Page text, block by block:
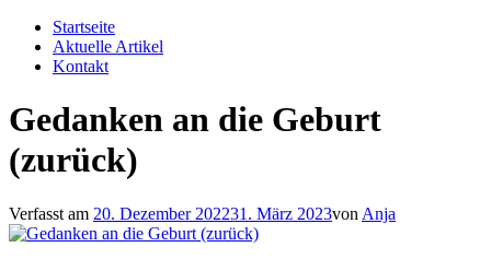
Zum
Inhalt
springen
Startseite
Aktuelle Artikel
Kontakt
Gedanken an die Geburt
(zurück)
Verfasst am 20. Dezember 202231. März 2023von Anja